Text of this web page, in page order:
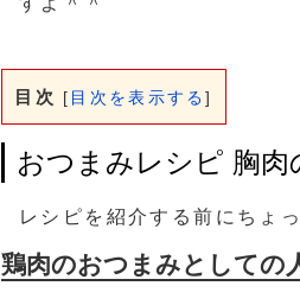
目次 [ 目次を表示する]
おつまみレシピ 胸
レシピを紹介する前にちょっ
鶏肉のおつまみとしての